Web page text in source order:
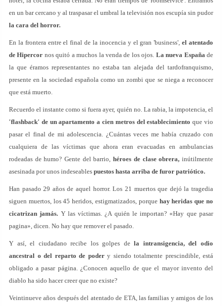
en un bar cercano y al traspasar el umbral la televisión nos escupía sin pudor
la cara del horror.
En la frontera entre el final de la inocencia y el gran 'business',el atentado
de Hipercor nos quitó a muchos la venda de los ojos. La nueva Españade
la que éramos representantes no estaba tan alejada del tardofranquismo,
presente en la sociedad española como un zombi que se niega a reconocer
que está muerto.
Recuerdo el instante como si fuera ayer, quién no. La rabia, la impotencia, el
'flashback' de un apartamento a cien metros del establecimiento que vio
pasar el final de mi adolescencia. ¿Cuántas veces me había cruzado con
cualquiera de las víctimas que ahora eran evacuadas en ambulancias
rodeadas de humo? Gente del barrio,héroes de clase obrera, inútilmente
asesinada por unos indeseables puestos hasta arriba de furor patriótico.
Han pasado 29 años de aquel horror. Los 21 muertos que dejó la tragedia
siguen muertos, los 45 heridos, estigmatizados, porque hay heridas que no
cicatrizan jamás. Y las víctimas. ¿A quién le importan? «Hay que pasar
pagina», dicen. No hay que remover el pasado.
Y así, el ciudadano recibe los golpes dela intransigencia, del odio
ancestral o del reparto de podery siendo totalmente prescindible, está
obligado a pasar página. ¿Conocen aquello de que el mayor invento del
diablo ha sido hacer creer que no existe?
Veintinueve años después del atentado de ETA, las familias y amigos de los